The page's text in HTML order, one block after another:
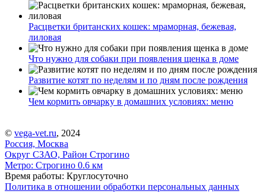
Расцветки британских кошек: мраморная, бежевая,
лиловая
Что нужно для собаки при появления щенка в доме
Развитие котят по неделям и по дням после рождения
Чем кормить овчарку в домашних условиях: меню
© vega-vet.ru, 2024
Россия, Москва
Округ СЗАО, Район Строгино
Метро: Строгино 0.6 км
Время работы: Круглосуточно
Политика в отношении обработки персональных данных